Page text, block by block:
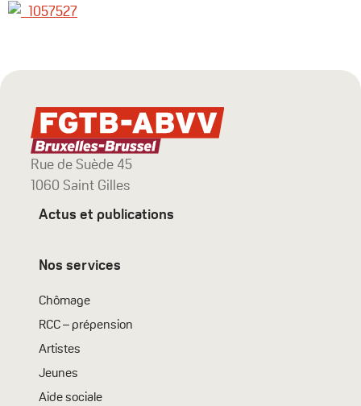
Rue de Suède 45
1060 Saint Gilles
Actus et publications
Nos services
Chômage
RCC – prépension
Artistes
Jeunes
Aide sociale